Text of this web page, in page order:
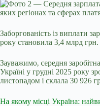
Заборгованість із виплати
року становила 3,4 млрд грн.
Зауважимо, середня
Україні у грудні 2025 року
листопадом і склала 30 926
На якому місці Україна: